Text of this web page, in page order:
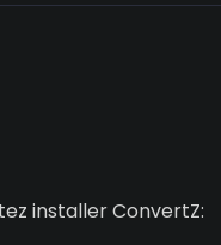
installer ConvertZ: